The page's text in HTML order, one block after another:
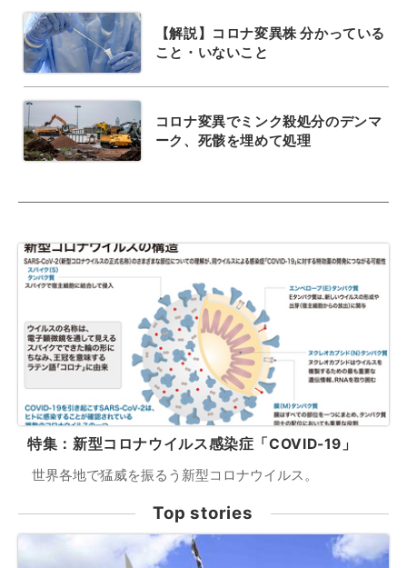
【解説】コロナ変異株 分かっている
こと・いないこと
コロナ変異でミンク殺処分のデンマ
ーク、死骸を埋めて処理
特集：新型コロナウイルス感染症「COVID-19」
世界各地で猛威を振るう新型コロナウイルス。
Top stories